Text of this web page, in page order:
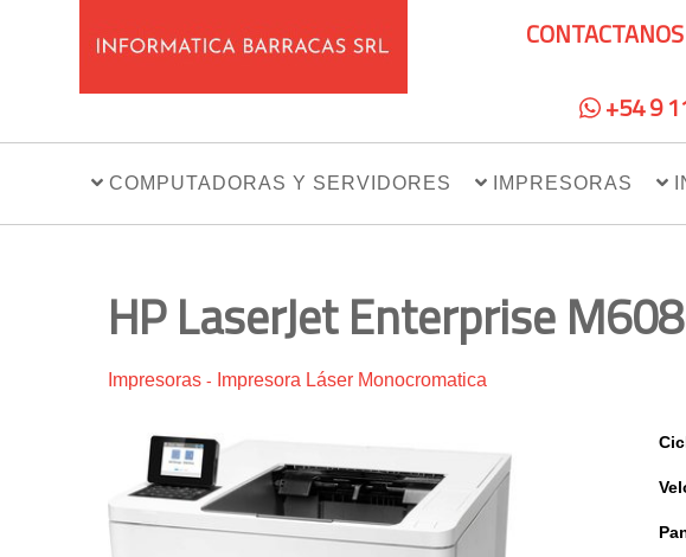
+54 9
COMPUTADORAS Y SERVIDORES IMPRESORAS
HP LaserJet Enterprise
Impresoras - Impresora Láser Monocromatica